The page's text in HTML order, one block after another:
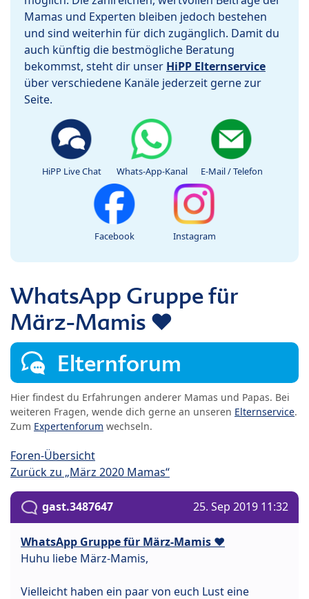
Mamas und Experten bleiben jedoch bestehen
und sind weiterhin für dich zugänglich. Damit du
auch künftig die bestmögliche Beratung
bekommst, steht dir unser HiPP Elternservice
über verschiedene Kanäle jederzeit gerne zur
Seite.
HiPP Live Chat Whats-App-Kanal E-Mail / Telefon
Facebook Instagram
WhatsApp Gruppe für
März-Mamis ❤️
Elternforum
Hier findest du Erfahrungen anderer Mamas und Papas. Bei
weiteren Fragen, wende dich gerne an unseren Elternservice.
Zum Expertenforum wechseln.
Foren-Übersicht
Zurück zu „März 2020 Mamas“
gast.3487647 25. Sep 2019 11:32
WhatsApp Gruppe für März-Mamis ❤️
Huhu liebe März-Mamis,
Vielleicht haben ein paar von euch Lust eine